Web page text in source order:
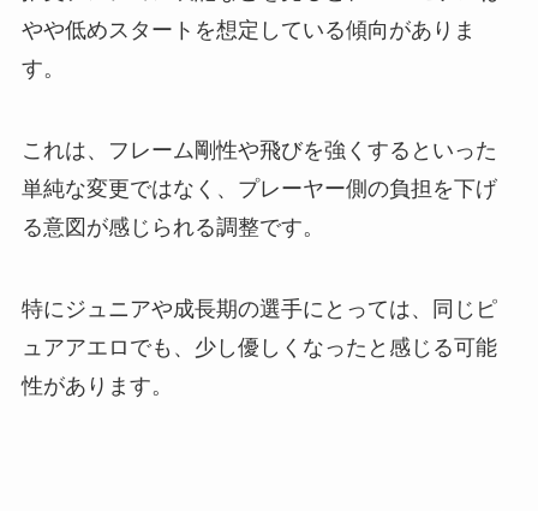
やや低めスタートを想定している傾向がありま
す。
これは、フレーム剛性や飛びを強くするといった
単純な変更ではなく、プレーヤー側の負担を下げ
る意図が感じられる調整です。
特にジュニアや成長期の選手にとっては、同じピ
ュアアエロでも、少し優しくなったと感じる可能
性があります。